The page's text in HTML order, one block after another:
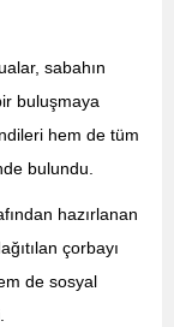
sabahın
buluşmaya
hem de tüm
bulundu.
hazırlanan
çorbayı
de sosyal